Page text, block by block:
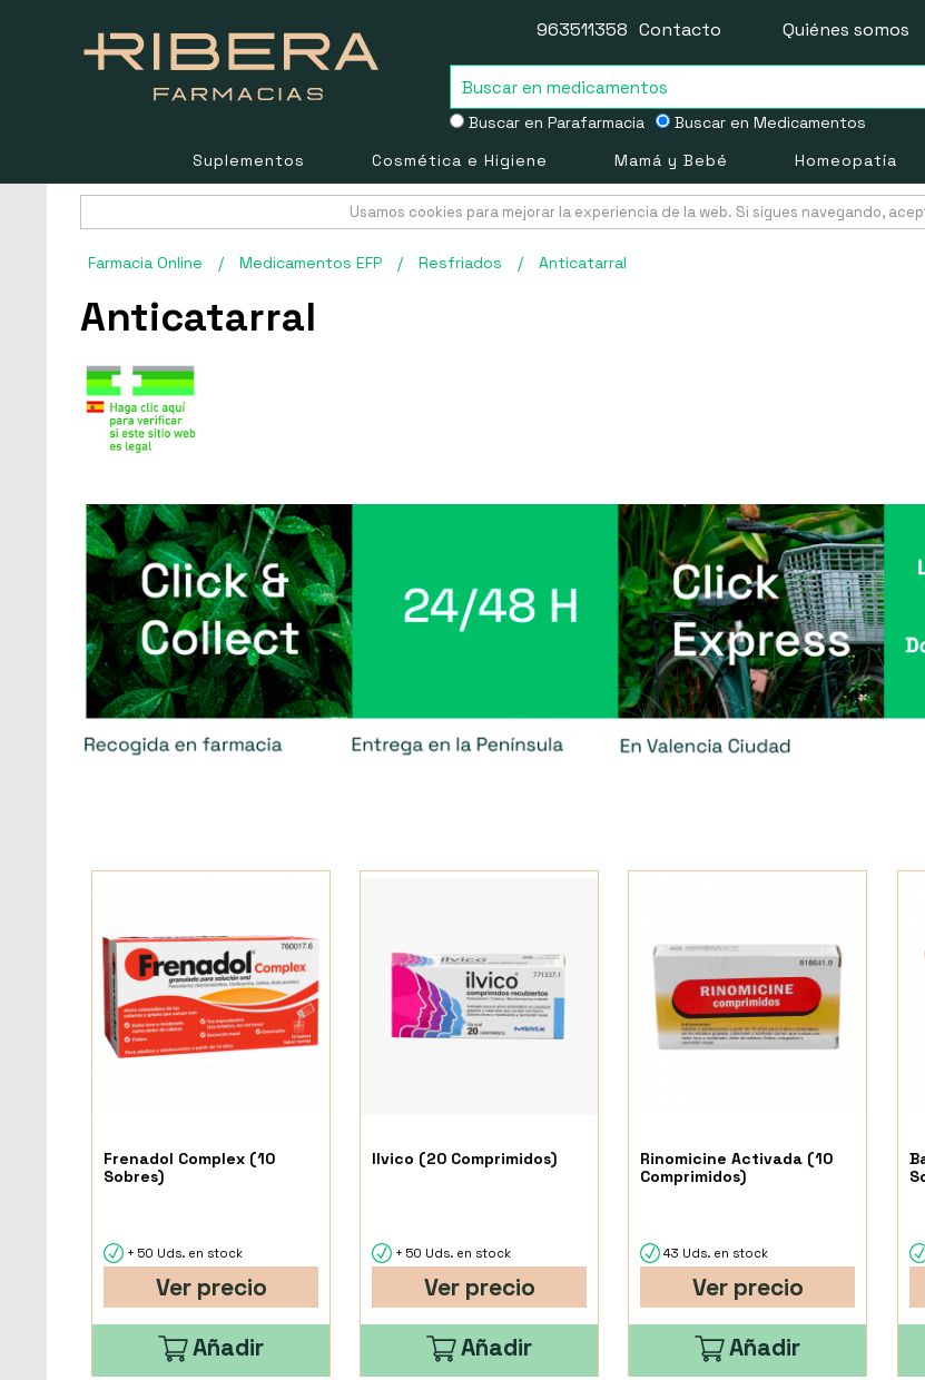
Buscar en Parafarmacia Buscar en Medicamentos
963511358 Contacto Quiénes somos
Suplementos Cosmética e Higiene Mamá y Bebé Homeopatía
Usamos cookies para mejorar la experiencia de la web. Si sigues navegando,
Farmacia Online / Medicamentos EFP / Resfriados / Anticatarral
Anticatarral
Frenadol Complex (10
Sobres)
+ 50 Uds. en stock
Ver precio
Añadir
Ilvico (20 Comprimidos)
+ 50 Uds. en stock
Ver precio
Añadir
Rinomicine Activada (10
Comprimidos)
43 Uds. en stock
Ver precio
Añadir